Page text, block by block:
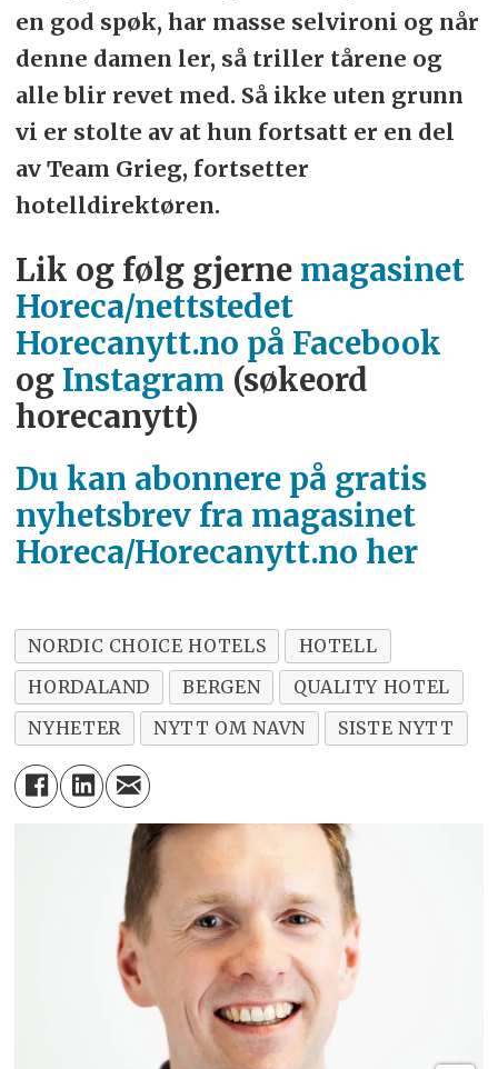
en god spøk, har masse selvironi og når
denne damen ler, så triller tårene og
alle blir revet med. Så ikke uten grunn
vi er stolte av at hun fortsatt er en del
av Team Grieg, fortsetter
hotelldirektøren.
Lik og følg gjerne magasinet
Horeca/nettstedet
Horecanytt.no på Facebook
og Instagram (søkeord
horecanytt)
Du kan abonnere på gratis
nyhetsbrev fra magasinet
Horeca/Horecanytt.no her
NORDIC CHOICE HOTELS
HOTELL
HORDALAND
BERGEN
QUALITY HOTEL
NYHETER
NYTT OM NAVN SISTE NYTT